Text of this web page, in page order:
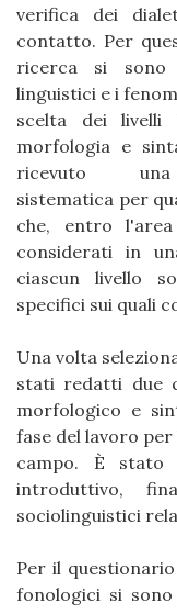
verifica dei
contatto. Per
ricerca si sono
linguistici e i
scelta dei livelli
morfologia e
ricevuto una
sistematica per
che, entro
considerati in
ciascun livello
specifici sui quali
Una volta
stati redatti due
morfologico e
fase del lavoro
campo. È stato
introduttivo,
sociolinguistici
Per il
fonologici si